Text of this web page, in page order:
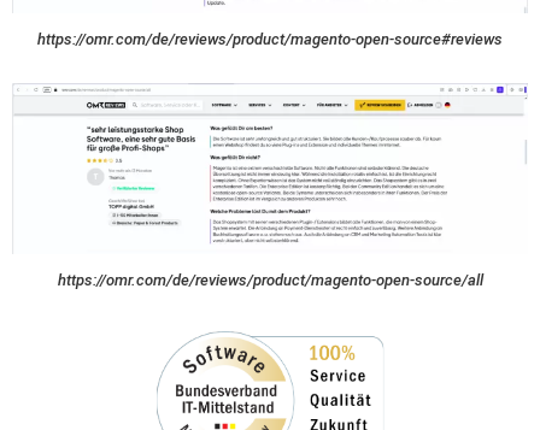
https://omr.com/de/reviews/product/magento-open-source#reviews
https://omr.com/de/reviews/product/magento-open-source/all